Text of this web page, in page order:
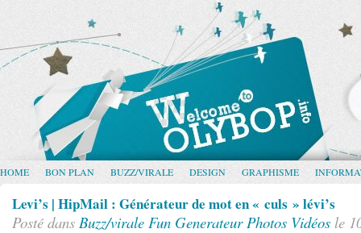
HOME BON PLAN BUZZ/VIRALE DESIGN GRAPHISME
Levi’s | HipMail : Générateur de mot en « culs » lévi’s
Posté dans Buzz/virale Fun Generateur Photos Vidéos le